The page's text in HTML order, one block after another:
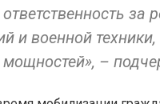
и военной
–